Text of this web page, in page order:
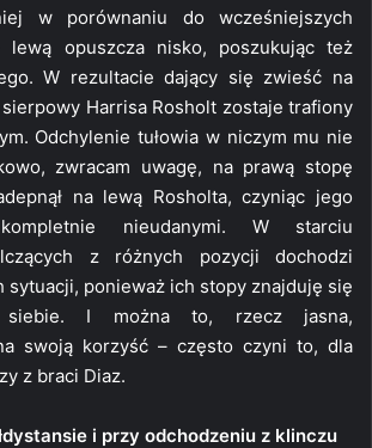
w porównaniu do wcześniejszych
lewą opuszcza nisko, poszukując też
W rezultacie dający się zwieść na
Harrisa Rosholt zostaje trafiony
Odchylenie tułowia w niczym mu nie
zwracam uwagę, na prawą stopę
na lewą Rosholta, czyniąc jego
nieudanymi. W starciu
z różnych pozycji dochodzi
sytuacji, ponieważ ich stopy znajduję się
siebie. I można to, rzecz jasna,
swoją korzyść – często czyni to, dla
z braci Diaz.
i przy odchodzeniu z klinczu